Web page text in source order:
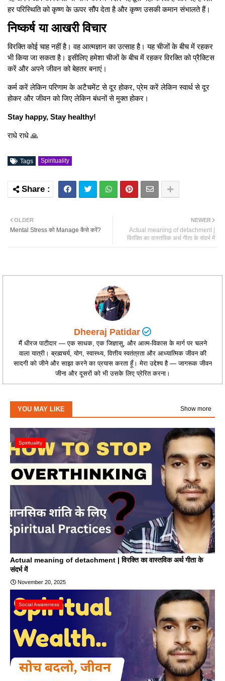
हर परिस्थिति को कृष्ण के ऊपर सौंप देता है और कृष्ण उसकी कमान संभालते हैं।
निष्कर्ष या आखरी विचार
विरक्ति कोई चाह नहीं है। वह आत्मज्ञान का उत्साह है। यह चीजों के बीच में रहकर
भी किया जा सकता है। इसीलिए हमेशा चीजों के बीच में रहकर विरक्ति को प्रैक्टिस
करें और अपने जीवन को बेहतर बनाएं।
कर्म करें लेकिन परिणाम के अटैचमेंट से दूर होकर, प्रेम करें लेकिन स्वार्थ से दूर
होकर और जीवन को जिए लेकिन बंधनों से मुक्त होकर।
Stay happy, Stay healthy!
राधे राधे 🙏
Tags Spirituality
NEWER
Actual meaning of detachment |
विरक्ति का वास्तविक अर्थ गीता के संदर्भ में
OLDER
Mental Stress को Manage कैसे करें?
Dheeraj Patidar
मैं धीरज पाटीदार — एक साधक, एक जिज्ञासु, और आत्म-विकास के मार्ग पर चलने
वाला यात्री। ब्रह्मचर्य, योग, स्वास्थ्य, वित्तीय स्वतंत्रता और आध्यात्मिक जीवन की
सादगी को जीने और साझा करने का प्रयास करता हूँ। मेरा उद्देश्य है — जागरूक जीवन
जीना और दूसरों को भी उसके लिए प्रेरित करना।
YOU MAY LIKE Show more
Spirituality
Actual meaning of detachment | विरक्ति का वास्तविक अर्थ गीता के
संदर्भ में
November 20, 2025
Social Awareness